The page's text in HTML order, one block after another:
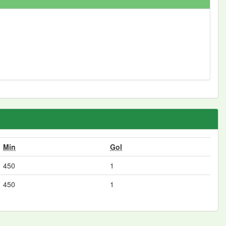
Min
Gol
450
1
450 1